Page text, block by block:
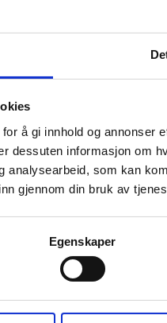
å gi innhold og annonser
dessuten informasjon om
analysearbeid, som kan
gjennom din bruk av
Egenskaper
OSS KONTAKT